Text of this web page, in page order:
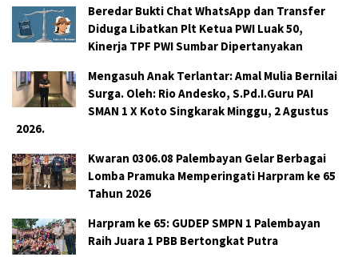
Beredar Bukti Chat WhatsApp dan Transfer
Diduga Libatkan Plt Ketua PWI Luak 50,
Kinerja TPF PWI Sumbar Dipertanyakan
Mengasuh Anak Terlantar: Amal Mulia Bernilai
Surga. Oleh: Rio Andesko, S.Pd.I.Guru PAI
SMAN 1 X Koto Singkarak Minggu, 2 Agustus
2026.
Kwaran 0306.08 Palembayan Gelar Berbagai
Lomba Pramuka Memperingati Harpram ke 65
Tahun 2026
Harpram ke 65: GUDEP SMPN 1 Palembayan
Raih Juara 1 PBB Bertongkat Putra